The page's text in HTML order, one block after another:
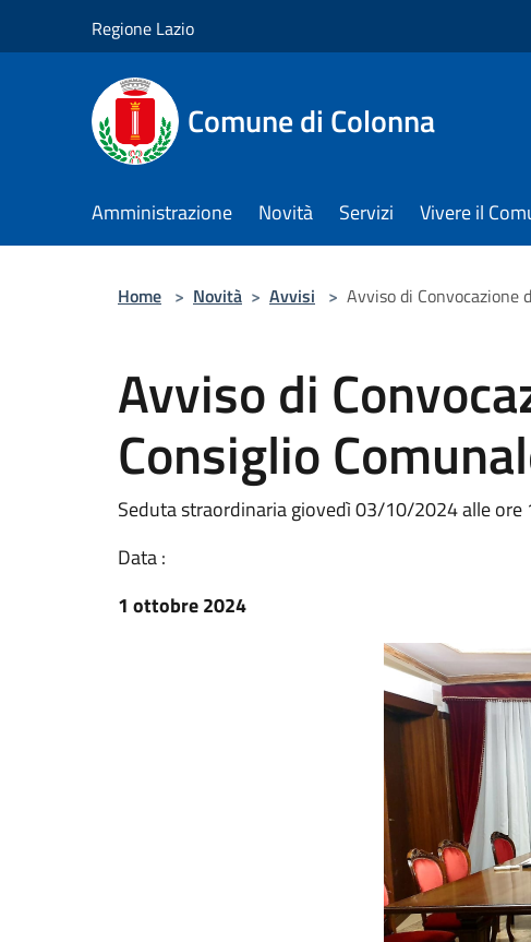
Regione Lazio
Comune di Colonna
Amministrazione Novità Servizi Vivere il
Home > Novità > Avvisi > Avviso di Convocazione
Avviso di
Consiglio
Seduta straordinaria giovedì 03/10/2024 alle ore
Data :
1 ottobre 2024